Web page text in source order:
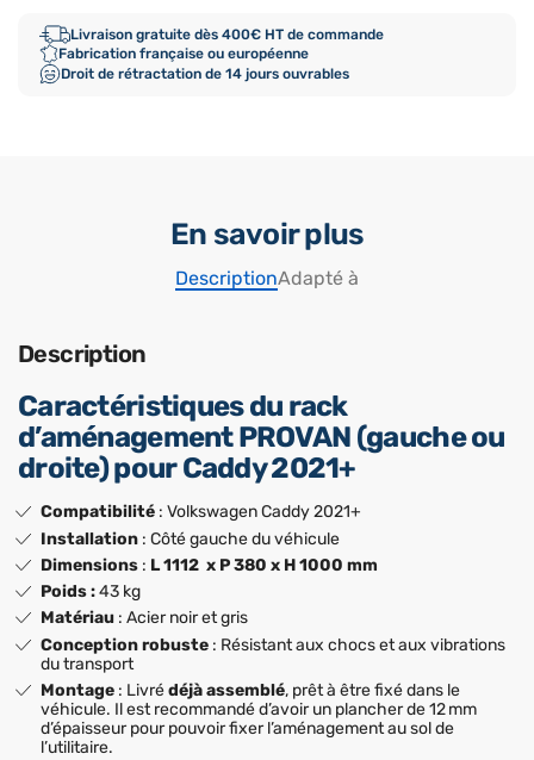
Livraison gratuite dès 400€ HT de commande
Fabrication française ou européenne
Droit de rétractation de 14 jours ouvrables
En savoir plus
DescriptionAdapté à
Description
Caractéristiques du rack
d’aménagement PROVAN (gauche ou
droite) pour Caddy 2021+
Compatibilité : Volkswagen Caddy 2021+
Installation : Côté gauche du véhicule
Dimensions : L 1112 x P 380 x H 1000 mm
Poids :43 kg
Matériau : Acier noir et gris
Conception robuste : Résistant aux chocs et aux vibrations
du transport
Montage : Livrédéjà assemblé, prêt à être fixé dans le
véhicule. Il est recommandé d’avoir un plancher de 12 mm
d’épaisseur pour pouvoir fixer l’aménagement au sol de
l’utilitaire.